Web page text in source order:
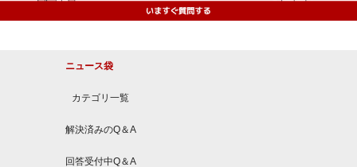
ニュース袋
カテゴリ一覧
解決済みのQ＆A
回答受付中Q＆A